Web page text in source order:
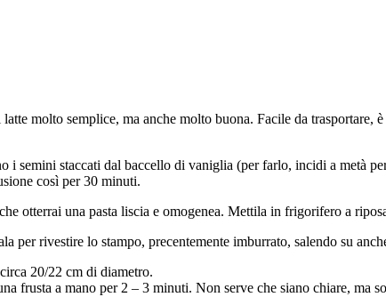
molto semplice, ma anche molto buona. Facile da trasportare,
semini staccati dal baccello di vaniglia (per farlo, incidi a metà
così per 30 minuti.
otterrai una pasta liscia e omogenea. Mettila in frigorifero a
per rivestire lo stampo, precentemente imburrato, salendo su
20/22 cm di diametro.
frusta a mano per 2 – 3 minuti. Non serve che siano chiare, ma